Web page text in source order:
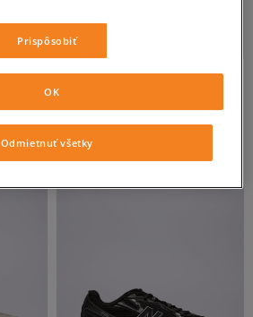
-10 % S KÓDOM: TOP (MIN. 70 €)
NEW BALANCE 574
pánske
89 €
92 €-najnižšia cena
Prispôsobiť
Odmietnuť všetky
OK